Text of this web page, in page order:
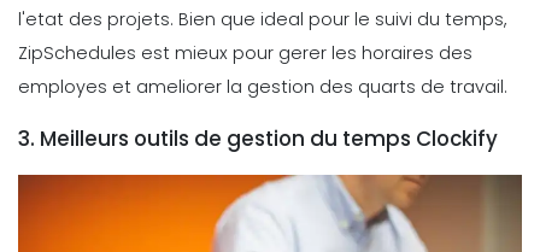
l'etat des projets. Bien que ideal pour le suivi du temps,
ZipSchedules est mieux pour gerer les horaires des
employes et ameliorer la gestion des quarts de travail.
3. Meilleurs outils de gestion du temps Clockify